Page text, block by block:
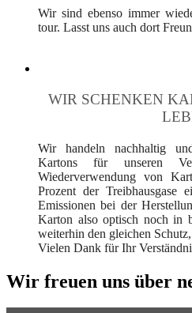
Wir sind ebenso immer
tour. Lasst uns auch dort
WIR SCHENKEN
Wir handeln nachhaltig
Kartons für unseren
Wiederverwendung von
Prozent der Treibhausgase
Emissionen bei der
Karton also optisch noch in
weiterhin den gleichen
Vielen Dank für Ihr
Wir freuen uns über